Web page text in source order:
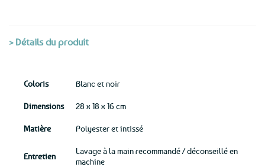
> Détails du produit
Coloris Blanc et noir
Dimensions 28 x 18 x 16 cm
Matière Polyester et intissé
Entretien
Lavage à la main recommandé / déconseillé en
machine